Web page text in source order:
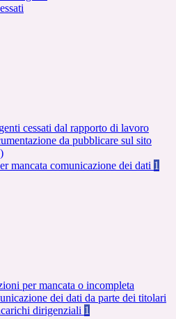
cessati dal rapporto di lavoro
da pubblicare sul sito
mancata comunicazione dei dati 1
per mancata o incompleta
dei dati da parte dei titolari
dirigenziali 1